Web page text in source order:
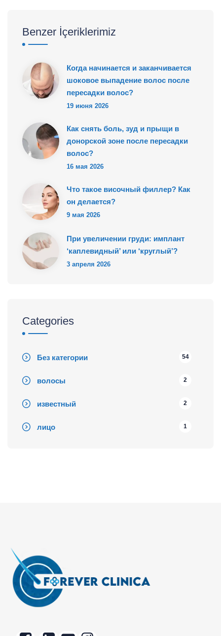
Benzer İçeriklerimiz
Когда начинается и заканчивается
шоковое выпадение волос после
пересадки волос?
19 июня 2026
Как снять боль, зуд и прыщи в
донорской зоне после пересадки
волос?
16 мая 2026
Что такое височный филлер? Как
он делается?
9 мая 2026
При увеличении груди: имплант
‘каплевидный’ или ‘круглый’?
3 апреля 2026
Categories
Без категории 54
волосы 2
известный 2
лицо 1